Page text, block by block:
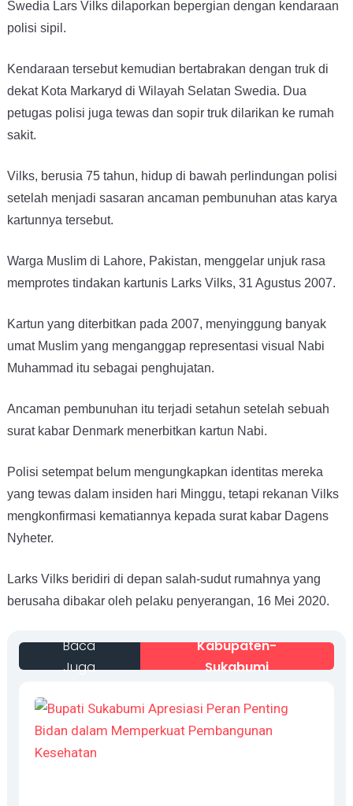
Swedia Lars Vilks dilaporkan bepergian dengan kendaraan
polisi sipil.
Kendaraan tersebut kemudian bertabrakan dengan truk di
dekat Kota Markaryd di Wilayah Selatan Swedia. Dua
petugas polisi juga tewas dan sopir truk dilarikan ke rumah
sakit.
Vilks, berusia 75 tahun, hidup di bawah perlindungan polisi
setelah menjadi sasaran ancaman pembunuhan atas karya
kartunnya tersebut.
Warga Muslim di Lahore, Pakistan, menggelar unjuk rasa
memprotes tindakan kartunis Larks Vilks, 31 Agustus 2007.
Kartun yang diterbitkan pada 2007, menyinggung banyak
umat Muslim yang menganggap representasi visual Nabi
Muhammad itu sebagai penghujatan.
Ancaman pembunuhan itu terjadi setahun setelah sebuah
surat kabar Denmark menerbitkan kartun Nabi.
Polisi setempat belum mengungkapkan identitas mereka
yang tewas dalam insiden hari Minggu, tetapi rekanan Vilks
mengkonfirmasi kematiannya kepada surat kabar Dagens
Nyheter.
Larks Vilks beridiri di depan salah-sudut rumahnya yang
berusaha dibakar oleh pelaku penyerangan, 16 Mei 2020.
Baca
Juga
Kabupaten-
Sukabumi